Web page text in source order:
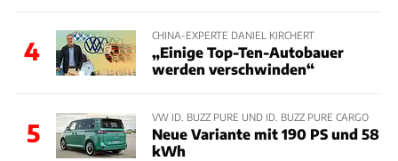
4
CHINA-EXPERTE DANIEL KIRCHERT
„Einige Top-Ten-Autobauer
werden verschwinden“
5
VW ID. BUZZ PURE UND ID. BUZZ PURE CARGO
Neue Variante mit 190 PS und 58
kWh